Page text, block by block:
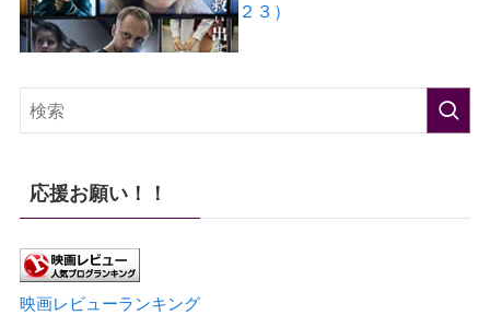
２３）
応援お願い！！
映画レビューランキング